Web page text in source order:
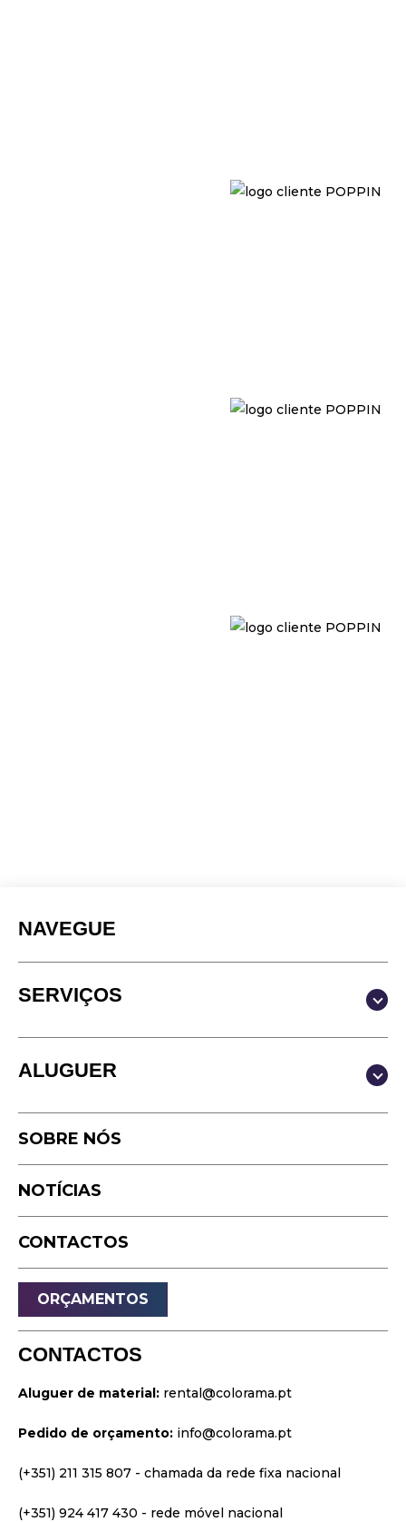
NAVEGUE
SERVIÇOS
Produção & Conteúdos
Vídeo
Podcast
Timelapse
Drone
Som
Luz
Palcos
Websites
Identidade Visual
ALUGUER
Estúdio
Equipamento
SOBRE NÓS
NOTÍCIAS
CONTACTOS
ORÇAMENTOS
CONTACTOS
Aluguer de material: rental@colorama.pt
Pedido de orçamento: info@colorama.pt
(+351) 211 315 807 - chamada da rede fixa nacional
(+351) 924 417 430 - rede móvel nacional